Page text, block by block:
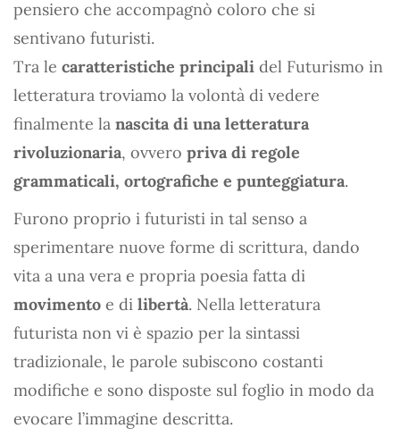
pensiero che accompagnò coloro che si
sentivano futuristi.
Tra le caratteristiche principali del Futurismo in
letteratura troviamo la volontà di vedere
finalmente la nascita di una letteratura
rivoluzionaria, ovvero priva di regole
grammaticali, ortografiche e punteggiatura.
Furono proprio i futuristi in tal senso a
sperimentare nuove forme di scrittura, dando
vita a una vera e propria poesia fatta di
movimento e di libertà. Nella letteratura
futurista non vi è spazio per la sintassi
tradizionale, le parole subiscono costanti
modifiche e sono disposte sul foglio in modo da
evocare l’immagine descritta.